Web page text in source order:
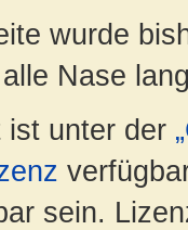
wurde
Nase
ist unter der
sein.